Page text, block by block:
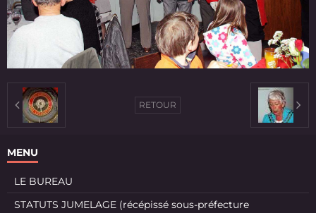
RETOUR
MENU
LE BUREAU
STATUTS JUMELAGE (récépissé sous-préfecture